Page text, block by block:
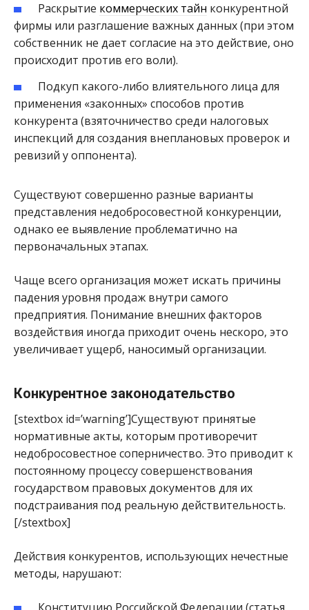
Раскрытие коммерческих тайн конкурентной
фирмы или разглашение важных данных (при этом
собственник не дает согласие на это действие, оно
происходит против его воли).
Подкуп какого-либо влиятельного лица для
применения «законных» способов против
конкурента (взяточничество среди налоговых
инспекций для создания внеплановых проверок и
ревизий у оппонента).
Существуют совершенно разные варианты
представления недобросовестной конкуренции,
однако ее выявление проблематично на
первоначальных этапах.
Чаще всего организация может искать причины
падения уровня продаж внутри самого
предприятия. Понимание внешних факторов
воздействия иногда приходит очень нескоро, это
увеличивает ущерб, наносимый организации.
Конкурентное законодательство
[stextbox id=’warning’]Существуют принятые
нормативные акты, которым противоречит
недобросовестное соперничество. Это приводит к
постоянному процессу совершенствования
государством правовых документов для их
подстраивания под реальную действительность.
[/stextbox]
Действия конкурентов, использующих нечестные
методы, нарушают: